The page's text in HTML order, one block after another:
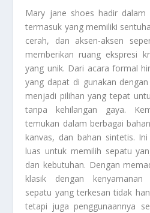
Mary jane shoes hadir dalam
termasuk yang memiliki
cerah, dan aksen-aksen
memberikan ruang ekspresi
yang unik. Dari acara formal
yang dapat di gunakan
menjadi pilihan yang tepat
tanpa kehilangan gaya.
temukan dalam berbagai
kanvas, dan bahan sintetis.
luas untuk memilih sepatu
dan kebutuhan. Dengan
klasik dengan kenyamanan
sepatu yang terkesan tidak
tetapi juga penggunaannya